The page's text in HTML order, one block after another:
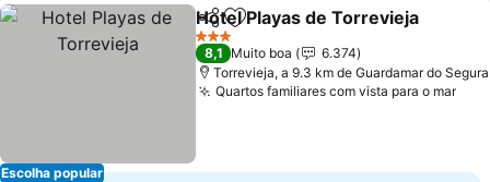
Escolha popular
PartilharAdicionar aos favoritos
Hotel Playas de Torrevieja
3 Estrelas
8,1 Muito boa
6.374
Torrevieja, a 9.3 km de Guardamar do Segura
Quartos familiares com vista para o marVer